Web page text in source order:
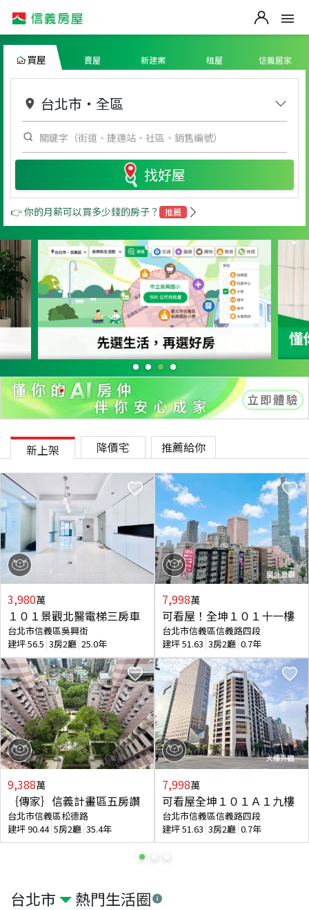
買屋 賣屋 新建案 租屋 信義居家
台北市 ・ 全區
找好屋
👉 你的月薪可以買多少錢的房子？ 推薦
台北市 熱門生活圈
新上架 降價宅 推薦給你
3,980萬
１０１景觀北醫電梯三房車
台北市信義區吳興街
建坪56.5 3房2廳 25.0年
9,388萬
｛傳家｝信義計畫區五房讚
台北市信義區松德路
建坪90.44 5房2廳 35.4年
7,998萬
可看屋！全坤１０１十一樓
台北市信義區信義路四段
建坪51.63 3房2廳 0.7年
7,998萬
可看屋全坤１０１Ａ１九樓
台北市信義區信義路四段
建坪51.63 3房2廳 0.7年